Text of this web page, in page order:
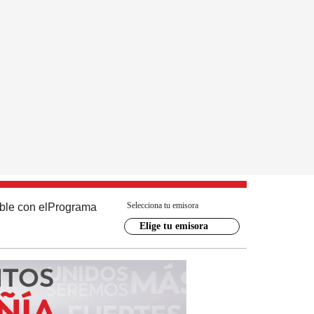
con el Programa Selecciona tu emisora
Elige tu emisora